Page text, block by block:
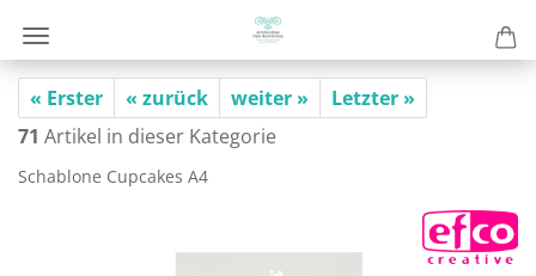
« Erster « zurück weiter »
Letzter »
71 Artikel in dieser Kategorie
Scha­blo­ne Cup­cakes A4